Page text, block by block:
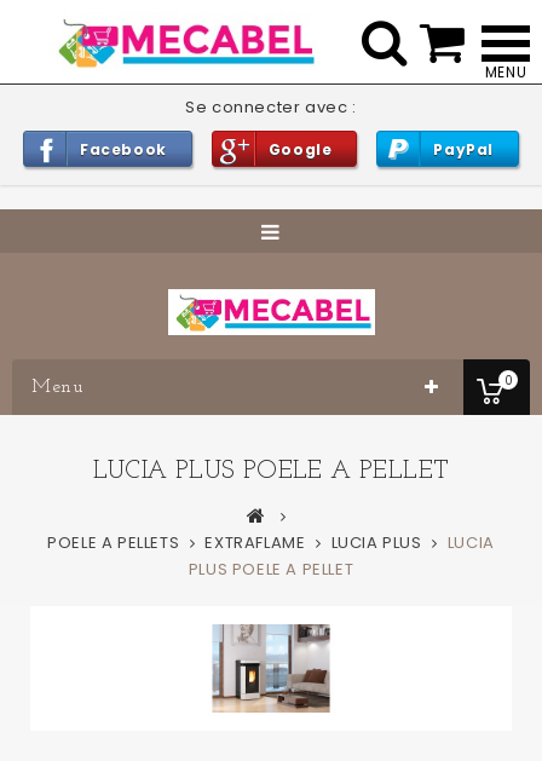
Se connecter avec :
Facebook Google PayPal
0
Menu
LUCIA PLUS POELE A PELLET
POELE A PELLETS EXTRAFLAME LUCIA PLUS
LUCIA
PLUS POELE A PELLET
 